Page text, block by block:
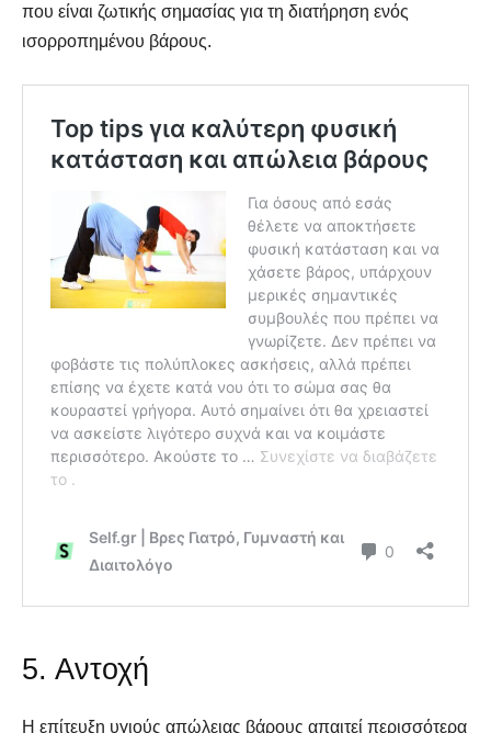
Βρες Γυμναστή, Διαιτολόγο,
Βρες Γυμναστή, Διαιτολόγο,
που είναι ζωτικής σημασίας για τη διατήρηση ενός
ισορροπημένου βάρους.
5. Αντοχή
Η επίτευξη υγιούς απώλειας βάρους απαιτεί περισσότερα